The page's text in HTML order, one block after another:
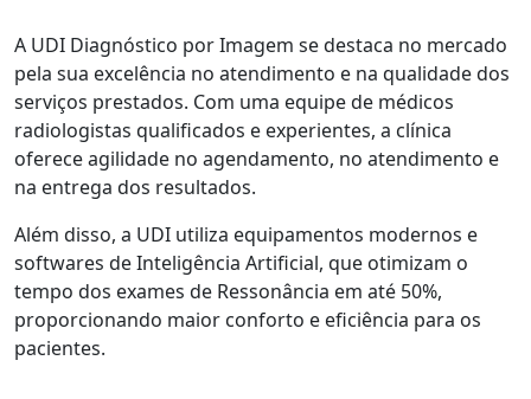
A UDI Diagnóstico por Imagem se destaca no mercado
pela sua excelência no atendimento e na qualidade dos
serviços prestados. Com uma equipe de médicos
radiologistas qualificados e experientes, a clínica
oferece agilidade no agendamento, no atendimento e
na entrega dos resultados.
Além disso, a UDI utiliza equipamentos modernos e
softwares de Inteligência Artificial, que otimizam o
tempo dos exames de Ressonância em até 50%,
proporcionando maior conforto e eficiência para os
pacientes.